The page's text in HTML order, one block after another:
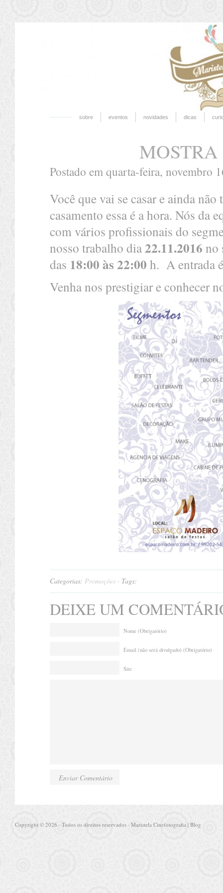
sobre eventos novidades dicas
Postado em quarta-feira, novembro
Você que vai se casar e ainda
casamento essa é a hora. Nós
com vários profissionais do
nosso trabalho dia22.11.2016 no
das 18:00 às 22:00 h. A entrada
Venha nos prestigiar e conhecer
Categorias: Promoções · Tags:
DEIXE UM
Nome (Obrigatório)
Email (não será divulgado) (Obrigatório)
Site
Copyright © 2026 · Todos os direitos reservados · Maristela Cinefotografia | Blog